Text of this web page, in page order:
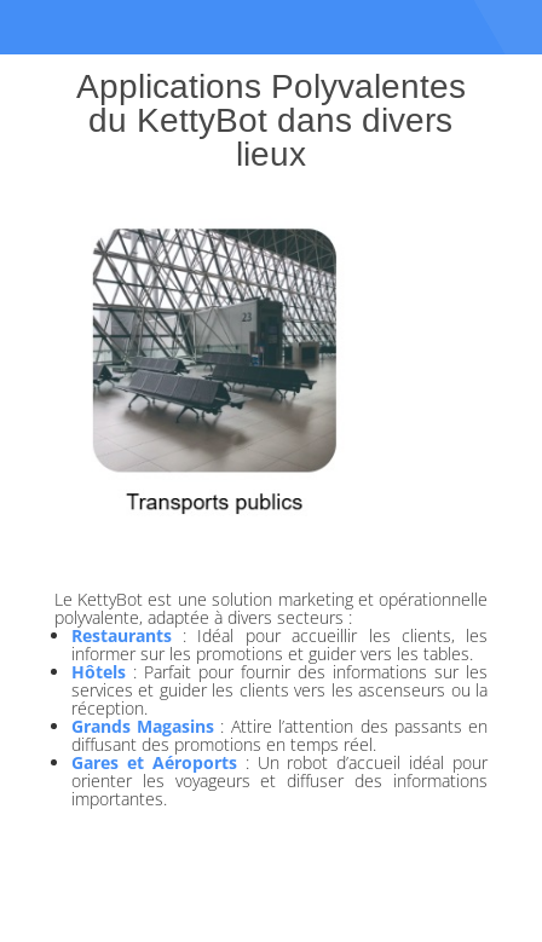
Applications Polyvalentes
du KettyBot dans divers
lieux
Le KettyBot est une solution marketing et opérationnelle
polyvalente, adaptée à divers secteurs :
Restaurants: Idéal pour accueillir les clients, les
informer sur les promotions et guider vers les tables.
Hôtels: Parfait pour fournir des informations sur les
services et guider les clients vers les ascenseurs ou la
réception.
Grands Magasins : Attire l’attention des passants en
diffusant des promotions en temps réel.
Gares et Aéroports: Un robot d’accueil idéal pour
orienter les voyageurs et diffuser des informations
importantes.